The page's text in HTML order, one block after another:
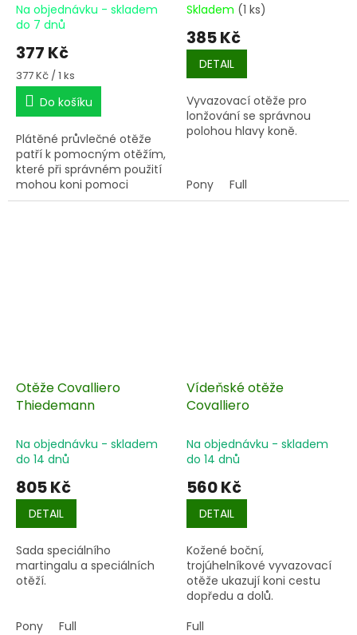
Na objednávku - skladem
do 7 dnů
377 Kč
Měrná
cena:
377 Kč / 1 ks
Do košíku
Plátěné průvlečné otěže
patří k pomocným otěžím,
které při správném použití
mohou koni pomoci
pochopit výcvikové
Skladem (1 ks)
385 Kč
DETAIL
Vyvazovací otěže pro
lonžování se správnou
polohou hlavy koně.
Pony Full
Otěže Covalliero
Thiedemann
Na objednávku - skladem
do 14 dnů
805 Kč
DETAIL
Sada speciálního
martingalu a speciálních
otěží.
Pony Full
Vídeňské otěže
Covalliero
Na objednávku - skladem
do 14 dnů
560 Kč
DETAIL
Kožené boční,
trojúhelníkové vyvazovací
otěže ukazují koni cestu
dopředu a dolů.
Full